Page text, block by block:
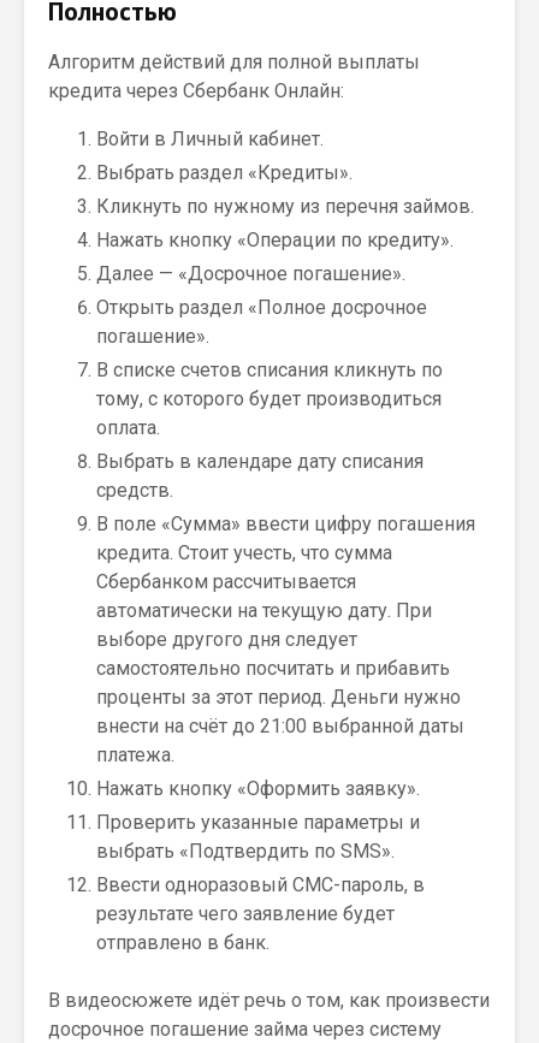
Полностью
Алгоритм действий для полной выплаты
кредита через Сбербанк Онлайн:
Войти в Личный кабинет.
Выбрать раздел «Кредиты».
Кликнуть по нужному из перечня займов.
Нажать кнопку «Операции по кредиту».
Далее — «Досрочное погашение».
Открыть раздел «Полное досрочное
погашение».
В списке счетов списания кликнуть по
тому, с которого будет производиться
оплата.
Выбрать в календаре дату списания
средств.
В поле «Сумма» ввести цифру погашения
кредита. Стоит учесть, что сумма
Сбербанком рассчитывается
автоматически на текущую дату. При
выборе другого дня следует
самостоятельно посчитать и прибавить
проценты за этот период. Деньги нужно
внести на счёт до 21:00 выбранной даты
платежа.
Нажать кнопку «Оформить заявку».
Проверить указанные параметры и
выбрать «Подтвердить по SMS».
Ввести одноразовый СМС-пароль, в
результате чего заявление будет
отправлено в банк.
В видеосюжете идёт речь о том, как произвести
досрочное погашение займа через систему